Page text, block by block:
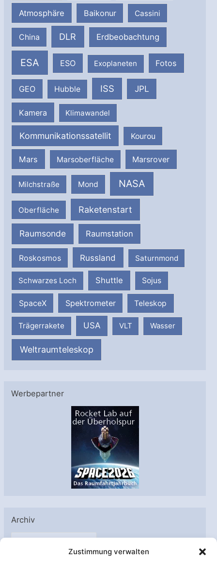
Zustimmung verwalten
Atmosphäre Baikonur Cassini
China DLR Erdbeobachtung
ESA ESO Exoplaneten Fotos
GEO Hubble ISS JPL
Kamera Klimawandel
Kommunikationssatellit Kourou
Mars Marsoberfläche Marsrover
Milchstraße Mond NASA
Oberfläche Raketenstart
Raumsonde Raumstation
Roskosmos Russland Saturnmond
Schwarzes Loch Shuttle Sojus
SpaceX Spektrometer Teleskop
Trägerrakete USA VLT Wasser
Weltraumteleskop
Werbepartner
Archiv
A